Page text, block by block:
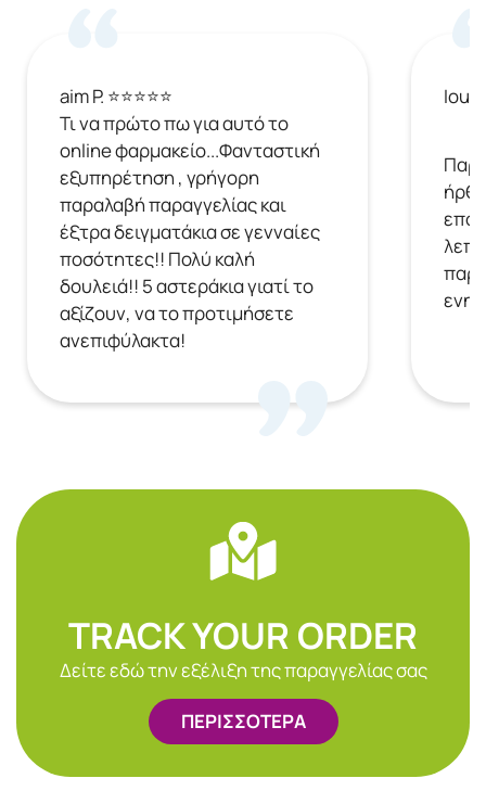
aim P. ⭐⭐⭐⭐⭐
Τι να πρώτο πω για αυτό το
online φαρμακείο...Φανταστική
εξυπηρέτηση , γρήγορη
παραλαβή παραγγελίας και
έξτρα δειγματάκια σε γενναίες
ποσότητες!! Πολύ καλή
δουλειά!! 5 αστεράκια γιατί το
αξίζουν, να το προτιμήσετε
ανεπιφύλακτα!
Ioulia
TRACK YOUR ORDER
Δείτε εδώ την εξέλιξη της παραγγελίας σας
ΠΕΡΙΣΣΟΤΕΡΑ